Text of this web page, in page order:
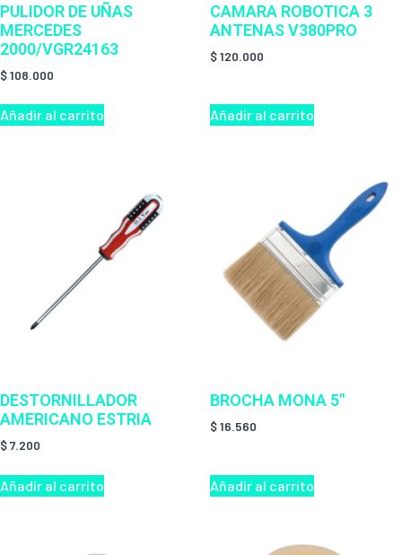
PULIDOR DE UÑAS
MERCEDES
2000/VGR24163
$108.000
Añadir al carrito
CAMARA ROBOTICA 3
ANTENAS V380PRO
$120.000
Añadir al carrito
DESTORNILLADOR
AMERICANO ESTRIA
$7.200
Añadir al carrito
BROCHA MONA 5″
$16.560
Añadir al carrito